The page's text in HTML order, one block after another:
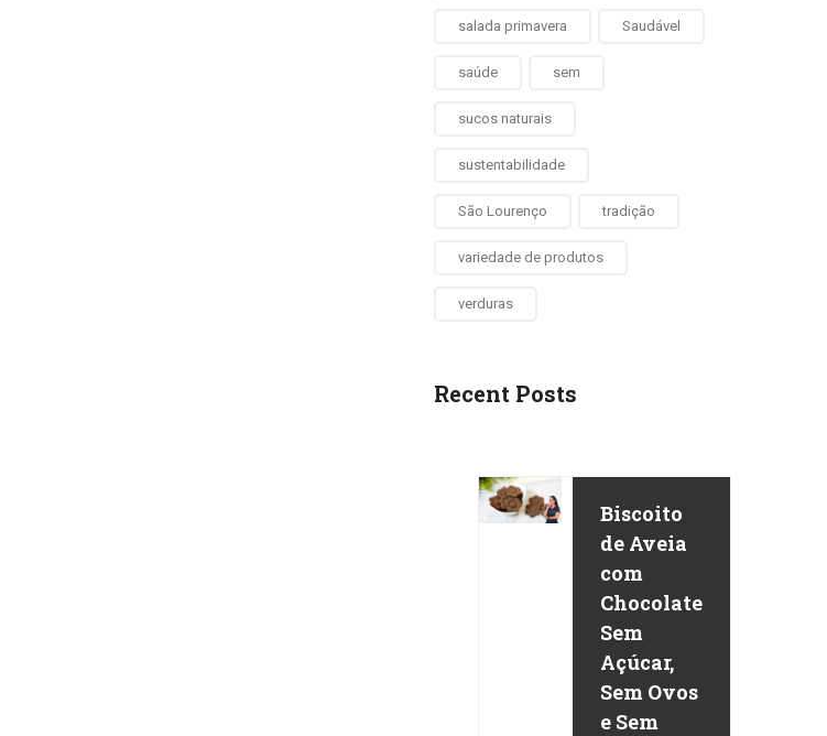
salada primavera Saudável
saúde sem
sucos naturais
sustentabilidade
São Lourenço tradição
variedade de produtos
verduras
Recent Posts
Biscoito
de Aveia
com
Chocolate
Sem
Açúcar,
Sem Ovos
e Sem